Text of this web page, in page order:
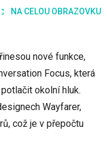
NA CELOU OBRAZOVKU
nové funkce,
Focus, která
okolní hluk.
Wayfarer,
což je v přepočtu